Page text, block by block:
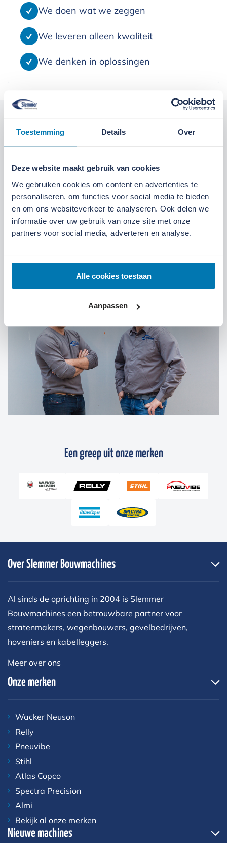
Toestemming Details Over
Deze website maakt gebruik van cookies
We gebruiken cookies om content en advertenties te
personaliseren, om functies voor social media te bieden
en om ons websiteverkeer te analyseren. Ook delen we
informatie over uw gebruik van onze site met onze
partners voor social media, adverteren en analyse.
Alle cookies toestaan
Aanpassen
We doen wat we zeggen
We leveren alleen kwaliteit
We denken in oplossingen
Kom langs bij onze locaties
Locatie Ede
We zijn gevestigd aan de Broeksteeg 1 in Ede.
Maandag t/m zaterdag open. Bereikbaar via0318-
265555.Bekijk deze locatie.
07:00 tot 17:30 uur Maandag t/m vrijdag
07:30 tot 12:00 uur Zaterdag
Een greep uit onze merken
Over Slemmer Bouwmachines
Al sinds de oprichting in 2004 is Slemmer
Bouwmachines een betrouwbare partner voor
stratenmakers, wegenbouwers, gevelbedrijven,
hoveniers en kabelleggers.
Meer over ons
Onze merken
Wacker Neuson
Relly
Pneuvibe
Stihl
Atlas Copco
Spectra Precision
Almi
Bekijk al onze merken
Nieuwe machines